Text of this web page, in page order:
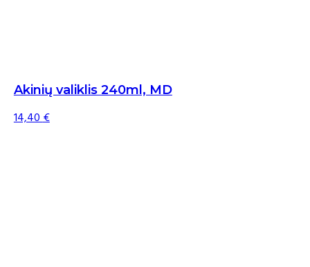
Akinių valiklis 240ml, MD
14,40€